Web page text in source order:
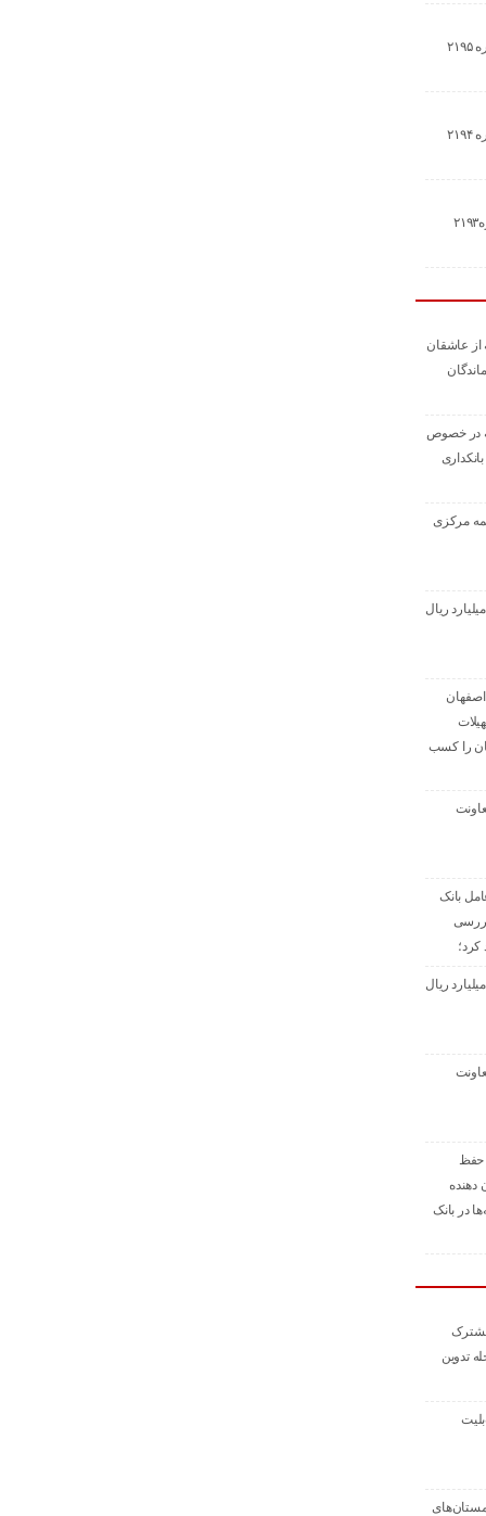
از عاشقان
در خصوص
مركزی
پرداخت ۴هزارو ۴۱۶ میلیارد ریال
را کسب
بانک
کرد؛
پرداخت ۴هزارو ۴۱۶ میلیارد ریال
حفظ
دهنده
در بانک
مشترک
تدوین